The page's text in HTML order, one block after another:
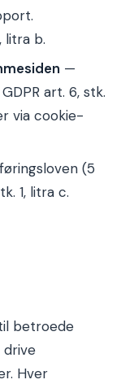
litra b.
—
art. 6, stk.
via cookie-
(5
1, litra c.
betroede
Hver